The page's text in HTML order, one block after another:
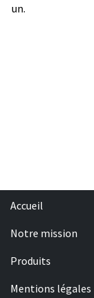
un.
Accueil
Notre mission
Produits
Mentions légales